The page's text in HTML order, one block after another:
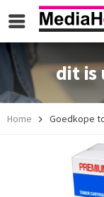
dit is
Home Goedkope